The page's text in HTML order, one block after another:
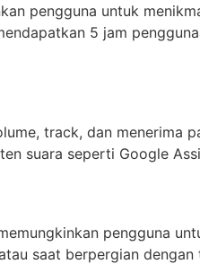
pengguna untuk
5 jam
track, dan menerima
suara seperti Google
pengguna
saat berpergian dengan